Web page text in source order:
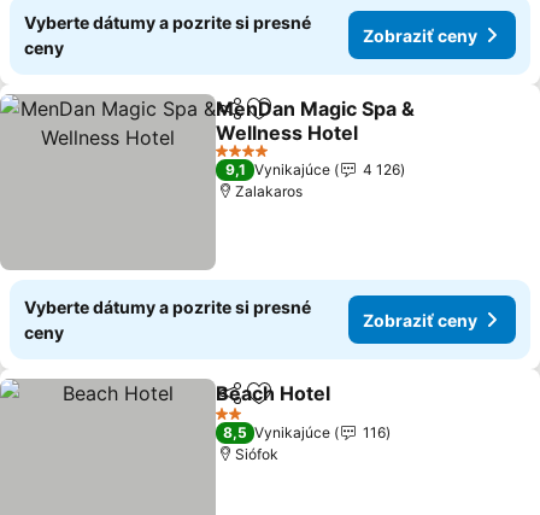
Vyberte dátumy a pozrite si presné
ceny
Zobraziť ceny
ZdieľaťPridať do obľúbených
MenDan Magic Spa &
Wellness Hotel
4 Počet hviezdičiek
9,1 Vynikajúce
4 126
Zalakaros
Vyberte dátumy a pozrite si presné
ceny
Zobraziť ceny
ZdieľaťPridať do obľúbených
Beach Hotel
2 Počet hviezdičiek
8,5 Vynikajúce
116
Siófok